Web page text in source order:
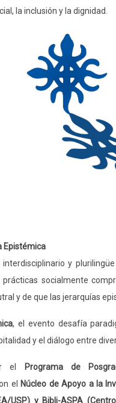
la inclusión y la dignidad.
Epistémica
y
socialmente
y de que las jerarquías
, el evento desafía
y el diálogo entre
el
Programa de
el
Núcleo de Apoyo a la
USP) y Bibli-ASPA